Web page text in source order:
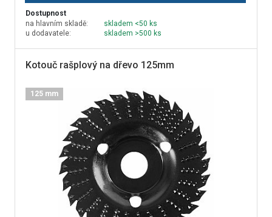
Dostupnost
na hlavním skladě:
skladem <50 ks
u dodavatele:
skladem >500 ks
Kotouč rašplový na dřevo 125mm
125 mm